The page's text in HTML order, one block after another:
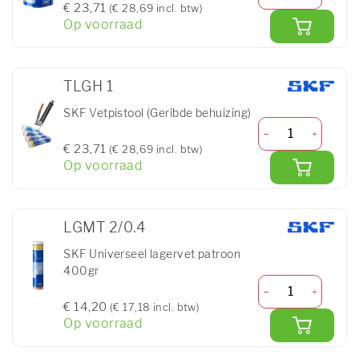
€ 23,71 (€ 28,69 incl. btw)
Op voorraad
TLGH 1
SKF Vetpistool (Geribde behuizing)
€ 23,71 (€ 28,69 incl. btw)
Op voorraad
LGMT 2/0.4
SKF Universeel lagervet patroon
400gr
€ 14,20 (€ 17,18 incl. btw)
Op voorraad